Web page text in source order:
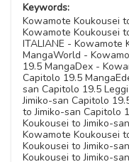
Keywords:
Kowamote Koukousei
Kowamote Koukousei
ITALIANE - Kowamote
MangaWorld -
19.5 MangaDex -
Capitolo 19.5
san Capitolo 19.5
Jimiko-san Capitolo
to Jimiko-san Capitolo
Koukousei to Jimiko-
Kowamote Koukousei
Koukousei to Jimiko-
Koukousei to Jimiko-